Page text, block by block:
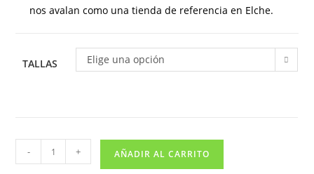
nos avalan como una tienda de referencia en Elche.
TALLAS Elige una opción
Manoletina
- + AÑADIR AL CARRITO